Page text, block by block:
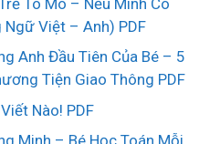
Việt – Anh) PDF
Anh Đầu Tiên Của Bé – 5
Tiện Giao Thông PDF
Nào! PDF